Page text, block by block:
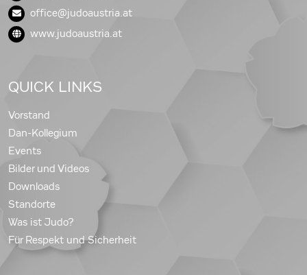
office@judoaustria.at
www.judoaustria.at
QUICK LINKS
Vorstand
Dan-Kollegium
Events
Bilder und Videos
Downloads
Standorte
Was ist Judo?
Für Respekt und Sicherheit